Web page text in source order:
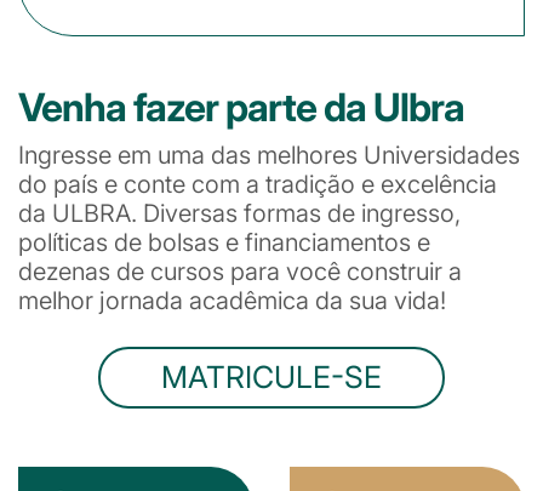
Venha fazer parte da Ulbra
Ingresse em uma das melhores Universidades
do país e conte com a tradição e excelência
da ULBRA. Diversas formas de ingresso,
políticas de bolsas e financiamentos e
dezenas de cursos para você construir a
melhor jornada acadêmica da sua vida!
MATRICULE-SE